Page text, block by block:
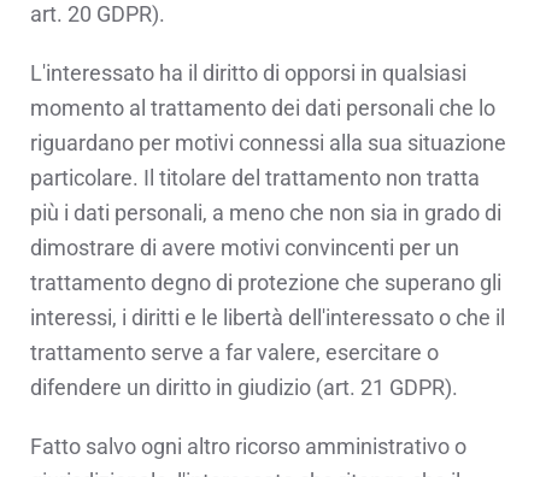
art. 20 GDPR).
L'interessato ha il diritto di opporsi in qualsiasi
momento al trattamento dei dati personali che lo
riguardano per motivi connessi alla sua situazione
particolare. Il titolare del trattamento non tratta
più i dati personali, a meno che non sia in grado di
dimostrare di avere motivi convincenti per un
trattamento degno di protezione che superano gli
interessi, i diritti e le libertà dell'interessato o che il
trattamento serve a far valere, esercitare o
difendere un diritto in giudizio (art. 21 GDPR).
Fatto salvo ogni altro ricorso amministrativo o